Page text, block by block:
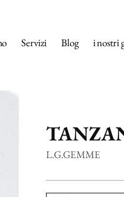
Servizi Blog i nostri
L.G.GEMME